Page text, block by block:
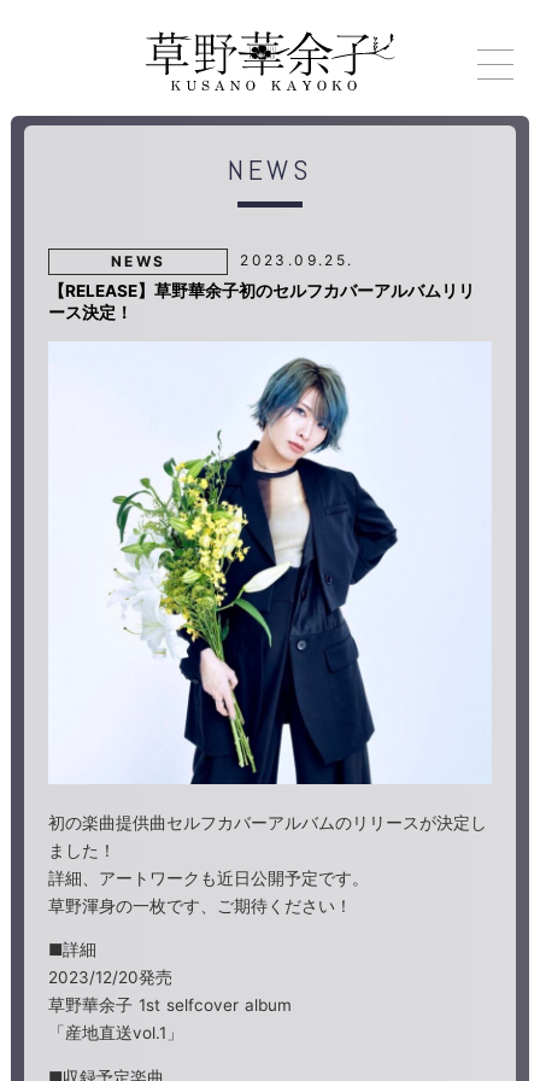
NEWS
NEWS 2023.09.25.
【RELEASE】草野華余子初のセルフカバーアルバムリリ
ース決定！
初の楽曲提供曲セルフカバーアルバムのリリースが決定し
ました！
詳細、アートワークも近日公開予定です。
草野渾身の一枚です、ご期待ください！
■詳細
2023/12/20発売
草野華余子 1st selfcover album
「産地直送vol.1」